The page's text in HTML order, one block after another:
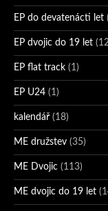
EP do devatenácti let
EP dvojic do 19 let
EP flat track (1)
EP U24 (1)
kalendář (18)
ME družstev (35)
ME Dvojic (113)
ME dvojic do 19 let